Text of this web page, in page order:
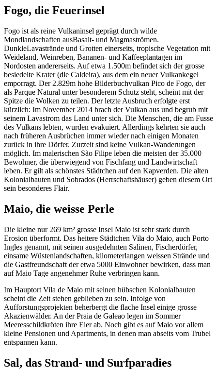
Fogo, die Feuerinsel
Fogo ist als reine Vulkaninsel geprägt durch wilde
Mondlandschaften ausBasalt- und Magmaströmen.
DunkleLavastrände und Grotten einerseits, tropische Vegetation mit
Weideland, Weinreben, Bananen- und Kaffeeplantagen im
Nordosten andererseits. Auf etwa 1.500m befindet sich der grosse
besiedelte Krater (die Caldeira), aus dem ein neuer Vulkankegel
emporragt. Der 2.829m hohe Bilderbuchvulkan Pico de Fogo, der
als Parque Natural unter besonderem Schutz steht, scheint mit der
Spitze die Wolken zu teilen. Der letzte Ausbruch erfolgte erst
kürzlich: Im November 2014 brach der Vulkan aus und begrub mit
seinem Lavastrom das Land unter sich. Die Menschen, die am Fusse
des Vulkans lebten, wurden evakuiert. Allerdings kehrten sie auch
nach früheren Ausbrüchen immer wieder nach einigen Monaten
zurück in ihre Dörfer. Zurzeit sind keine Vulkan-Wanderungen
möglich. Im malerischen São Filipe leben die meisten der 35.000
Bewohner, die überwiegend von Fischfang und Landwirtschaft
leben. Er gilt als schönstes Städtchen auf den Kapverden. Die alten
Kolonialbauten und Sobrados (Herrschaftshäuser) geben diesem Ort
sein besonderes Flair.
Maio, die weisse Perle
Die kleine nur 269 km² grosse Insel Maio ist sehr stark durch
Erosion überformt. Das heitere Städtchen Vila do Maio, auch Porto
Ingles genannt, mit seinen ausgedehnten Salinen, Fischerdörfer,
einsame Wüstenlandschaften, kilometerlangen weissen Strände und
die Gastfreundschaft der etwa 5000 Einwohner bewirken, dass man
auf Maio Tage angenehmer Ruhe verbringen kann.
Im Hauptort Vila de Maio mit seinen hübschen Kolonialbauten
scheint die Zeit stehen geblieben zu sein. Infolge von
Aufforstungsprojekten beherbergt die flache Insel einige grosse
Akazienwälder. An der Praia de Galeao legen im Sommer
Meeresschildkröten ihre Eier ab. Noch gibt es auf Maio vor allem
kleine Pensionen und Apartments, in denen man abseits vom Trubel
entspannen kann.
Sal, das Strand- und Surfparadies